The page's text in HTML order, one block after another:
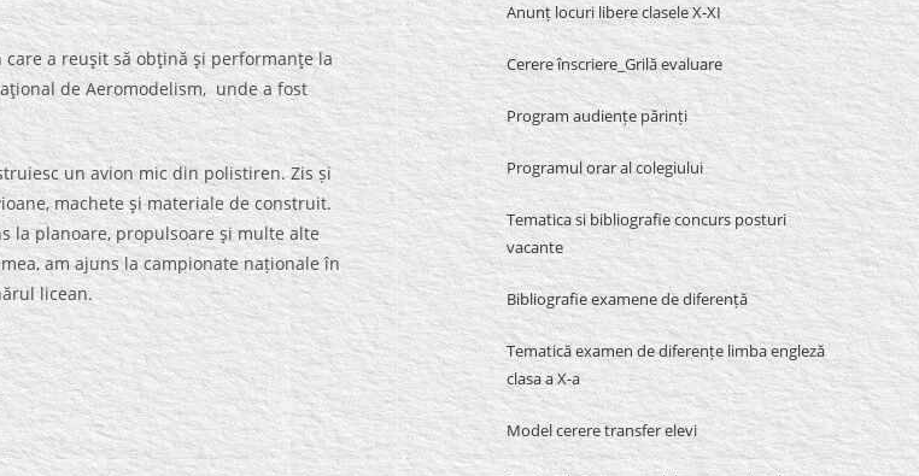
a reuşit să obţină şi performanţe la
de Aeromodelism, unde a fost
un avion mic din polistiren. Zis și
machete şi materiale de construit.
la planoare, propulsoare şi multe alte
am ajuns la campionate naționale în
licean.
Anunț locuri libere clasele X-XI
Cerere înscriere_Grilă evaluare
Program audiențe părinți
Programul orar al colegiului
Tematica si bibliografie concurs posturi
vacante
Bibliografie examene de diferență
Tematică examen de diferențe limba engleză
clasa a X-a
Model cerere transfer elevi